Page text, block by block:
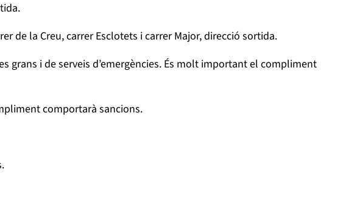
de la Creu, carrer Esclotets i carrer Major, direcció sortida.
grans i de serveis d’emergències. És molt important el compliment
comportarà sancions.